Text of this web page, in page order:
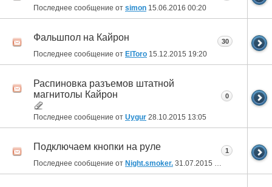
Последнее сообщение от simon 15.06.2016 00:20
Фальшпол на Кайрон
Последнее сообщение от ElToro 15.12.2015 19:20
30
Распиновка разъемов штатной
магнитолы Кайрон
Последнее сообщение от Uygur 28.10.2015 13:05
0
Подключаем кнопки на руле
Последнее сообщение от Night.smoker. 31.07.2015 20:54
1